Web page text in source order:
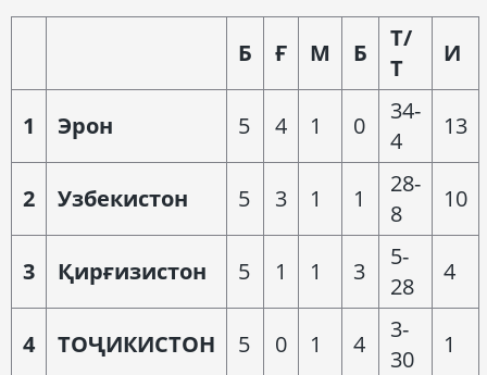
Б Ғ М Б
Т/
Т
И
1 Эрон 5 4 1 0
34-
4
13
2 Узбекистон 5 3 1 1
28-
8
10
3 Қирғизистон 5 1 1 3
5-
28
4
4 ТОҶИКИСТОН 5 0 1 4
3-
30
1